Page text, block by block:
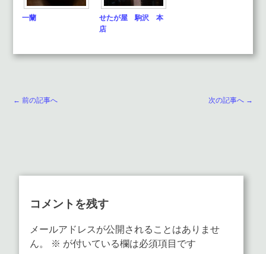
一蘭
せたが屋 駒沢 本
店
← 前の記事へ 次の記事へ →
コメントを残す
メールアドレスが公開されることはありませ
ん。
※ が付いている欄は必須項目です